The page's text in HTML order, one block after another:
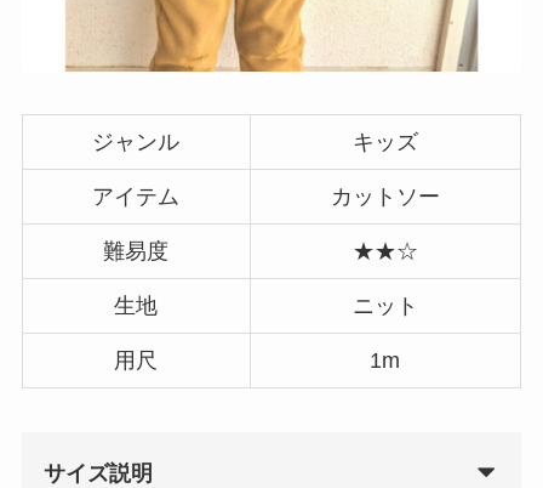
ジャンル キッズ
アイテム カットソー
難易度 ★★☆
生地 ニット
用尺 1m
サイズ説明